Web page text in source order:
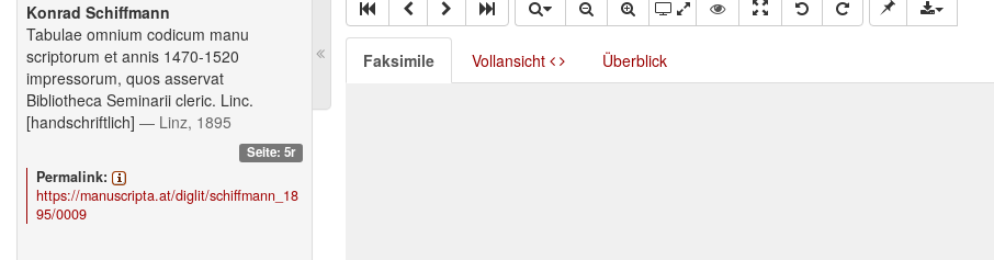
Konrad Schiffmann
Tabulae omnium codicum manu
scriptorum et annis 1470-1520
impressorum, quos asservat
Bibliotheca Seminarii cleric. Linc.
[handschriftlich] — Linz, 1895
Seite: 5r
Permalink:
https://manuscripta.at/diglit/schiffmann_18
95/0009
Faksimile Vollansicht Überblick